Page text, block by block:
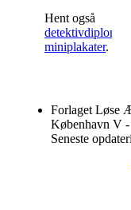
Hent også
detektivdiplomer
miniplakater.
Forlaget Løse
København V
Seneste